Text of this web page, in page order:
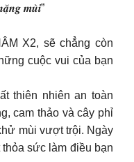
𝒎𝒖̀𝒊”
X2, sẽ chẳng còn
cuộc vui của bạn
thiên nhiên an toàn
cam thảo và cây phỉ
mùi vượt trội. Ngày
sức làm điều bạn